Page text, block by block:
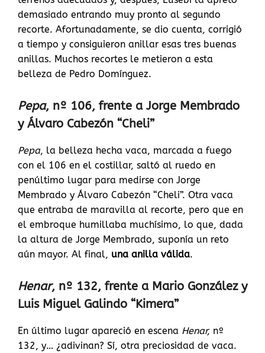
demasiado entrando muy pronto al segundo
recorte. Afortunadamente, se dio cuenta, corrigió
a tiempo y consiguieron anillar esas tres buenas
anillas. Muchos recortes le metieron a esta
belleza de Pedro Domínguez.
Pepa, nº 106, frente a Jorge Membrado
y Álvaro Cabezón “Cheli”
Pepa, la belleza hecha vaca, marcada a fuego
con el 106 en el costillar, saltó al ruedo en
penúltimo lugar para medirse con Jorge
Membrado y Álvaro Cabezón “Cheli”. Otra vaca
que entraba de maravilla al recorte, pero que en
el embroque humillaba muchísimo, lo que, dada
la altura de Jorge Membrado, suponía un reto
aún mayor. Al final, una anilla válida.
Henar, nº 132, frente a Mario González y
Luis Miguel Galindo “Kimera”
En último lugar apareció en escena Henar, nº
132, y… ¿adivinan? Sí, otra preciosidad de vaca.